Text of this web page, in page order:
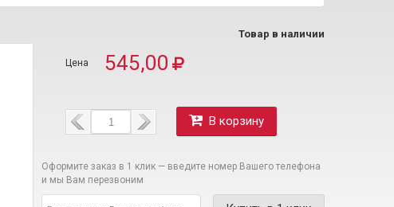
Товар в наличии
545,00
В корзину
Оформите заказ в 1 клик — введите номер Вашего телефона
и мы Вам перезвоним